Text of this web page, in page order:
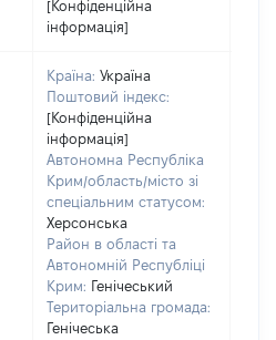
[Конфіденційна
інформація]
Країна: Україна
Поштовий індекс:
[Конфіденційна
інформація]
Автономна Республіка
Крим/область/місто зі
спеціальним статусом:
Херсонська
Район в області та
Автономній Республіці
Крим: Генічеський
Територіальна громада:
Генічеська